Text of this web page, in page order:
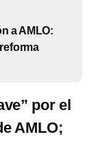
a AMLO:
por el
AMLO;